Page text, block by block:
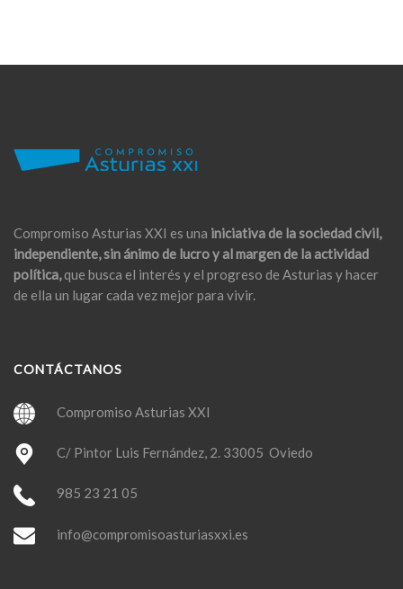
Compromiso Asturias XXI es una iniciativa de la sociedad civil,
independiente, sin ánimo de lucro y al margen de la actividad
política,que busca el interés y el progreso de Asturias y hacer
de ella un lugar cada vez mejor para vivir.
CONTÁCTANOS
Compromiso Asturias XXI
C/ Pintor Luis Fernández, 2. 33005 Oviedo
985 23 21 05
info@compromisoasturiasxxi.es